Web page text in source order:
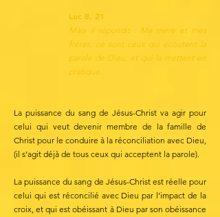
Luc 8, 21
Mais il répondit : Ma mère et mes
frères, ce sont ceux qui écoutent la
parole de Dieu, et qui la mettent en
pratique.
La puissance du sang de Jésus-Christ va agir pour
celui qui veut devenir membre de la famille de
Christ pour le conduire à la réconciliation avec Dieu,
(il s’agit déjà de tous ceux qui acceptent la parole).
La puissance du sang de Jésus-Christ est réelle pour
celui qui est réconcilié avec Dieu par l’impact de la
croix, et qui est obéissant à Dieu par son obéissance